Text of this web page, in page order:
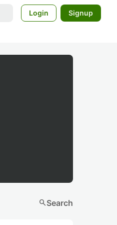
Login Signup
searchSearch